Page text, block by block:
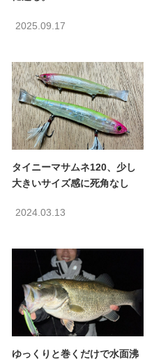
2025.09.17
タイニーマサムネ120、少し
大きいサイズ感に死角なし
2024.03.13
ゆっくりと巻くだけで水面沸